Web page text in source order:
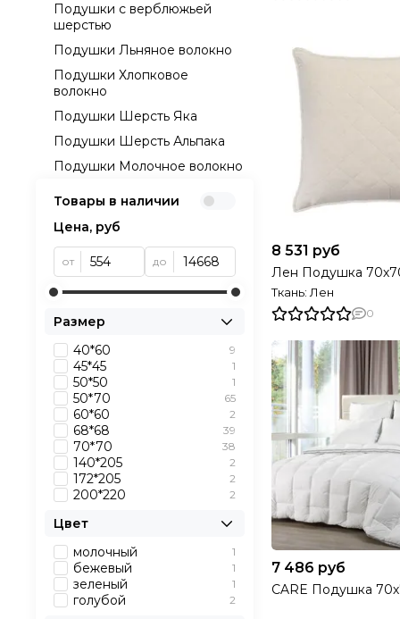
8 531 руб
Лен Подушка
Ткань: Лен
0
7 486 руб
CARE Подушка
Подушки с верблюжьей
шерстью
Подушки Льняное волокно
Подушки Хлопковое
волокно
Подушки Шерсть Яка
Подушки Шерсть Альпака
Подушки Молочное волокно
Товары в наличии
Цена, руб
от до
Размер
40*60
9
45*45 1
50*50 1
50*70 65
60*60 2
68*68 39
70*70 38
140*205 2
172*205 2
200*220 2
Цвет
молочный
1
бежевый 1
зеленый 1
голубой 2